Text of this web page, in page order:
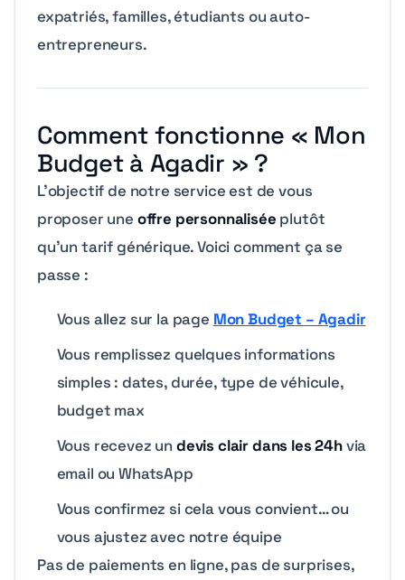
expatriés, familles, étudiants ou auto-
entrepreneurs.
Comment fonctionne « Mon
Budget à Agadir » ?
L’objectif de notre service est de vous
proposer une offre personnalisée plutôt
qu’un tarif générique. Voici comment ça se
passe :
Vous allez sur la page Mon Budget – Agadir
Vous remplissez quelques informations
simples : dates, durée, type de véhicule,
budget max
Vous recevez un devis clair dans les 24hvia
email ou WhatsApp
Vous confirmez si cela vous convient… ou
vous ajustez avec notre équipe
Pas de paiements en ligne, pas de surprises,